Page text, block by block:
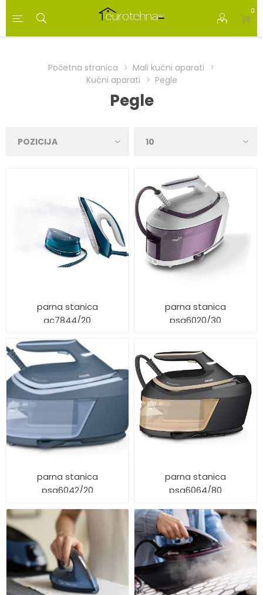
0
Početna stranica
Mali kućni aparati
Kućni aparati
Pegle
Pegle
parna stanica
gc7844/20
parna stanica
psg6020/30
parna stanica
psg6042/20
parna stanica
psg6064/80